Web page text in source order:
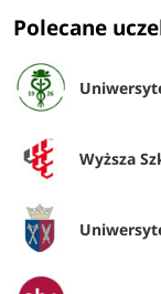
Polecane
Wyższa
Uniwersytet